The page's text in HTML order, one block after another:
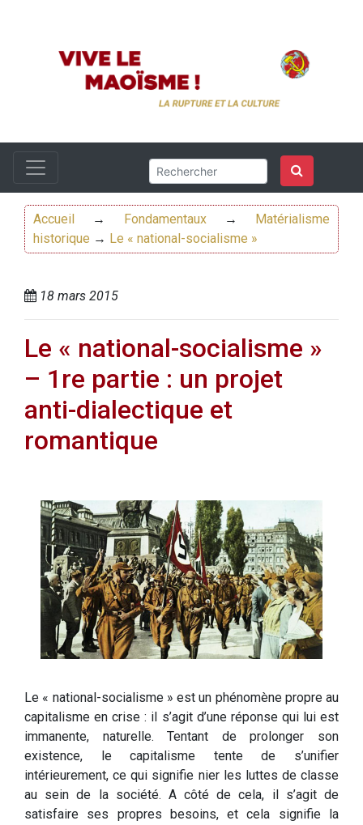
Accueil → Fondamentaux→
Matérialisme
historique → Le « national-socialisme »
18 mars 2015
Le « national-socialisme »
– 1re partie : un projet
anti-dialectique et
romantique
Le « national-socialisme » est un phénomène propre au
capitalisme en crise : il s’agit d’une réponse qui lui est
immanente, naturelle. Tentant de prolonger son
existence, le capitalisme tente de s’unifier
intérieurement, ce qui signifie nier les luttes de classe
au sein de la société. A côté de cela, il s’agit de
satisfaire ses propres besoins, et cela signifie la